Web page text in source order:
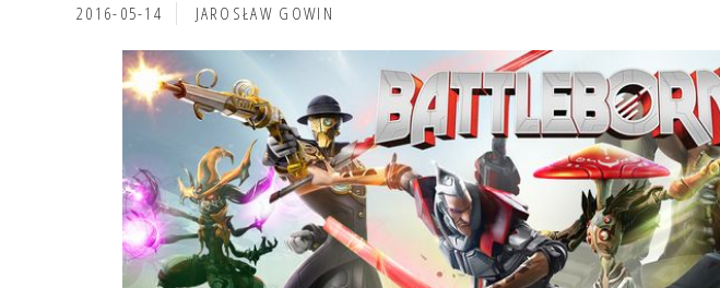
2016-05-14 JAROSŁAW GOWIN